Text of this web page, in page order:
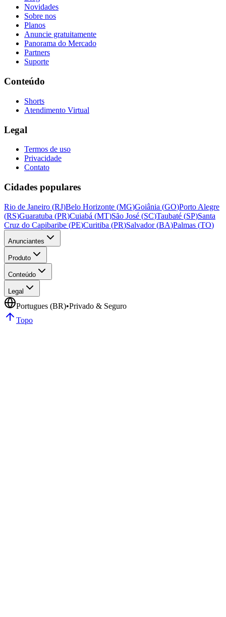
Novidades
Sobre nos
Planos
Anuncie gratuitamente
Panorama do Mercado
Partners
Suporte
Conteúdo
Shorts
Atendimento Virtual
Legal
Termos de uso
Privacidade
Contato
Cidades populares
Rio de Janeiro (RJ)Belo Horizonte (MG)Goiânia (GO)Porto Alegre
(RS)Guaratuba (PR)Cuiabá (MT)São José (SC)Taubaté (SP)Santa
Cruz do Capibaribe (PE)Curitiba (PR)Salvador(BA)Palmas (TO)
Anunciantes
Produto
Conteúdo
Legal
Portugues (BR)•Privado & Seguro
Topo